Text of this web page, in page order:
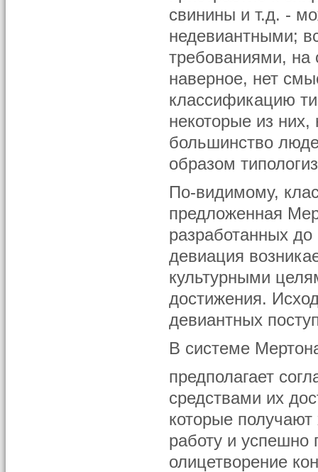
свинины и т.д. -
недевиантными;
требованиями, на
наверное, нет
классификацию
некоторые из
большинство
образом
По-видимому,
предложенная
разработанных
девиация
культурными
достижения.
девиантных
В системе
предполагает
средствами их
которые
работу и успешно
олицетворение